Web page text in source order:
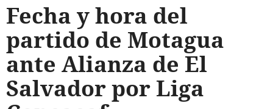
Fecha y hora del
partido de Motagua
ante Alianza de El
Salvador por Liga